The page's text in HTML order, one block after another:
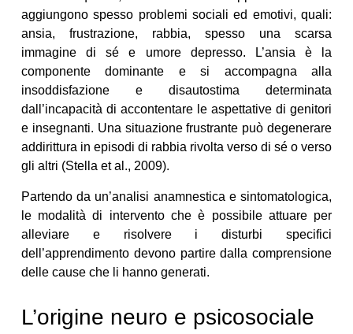
aggiungono spesso problemi sociali ed emotivi, quali:
ansia, frustrazione, rabbia, spesso una scarsa
immagine di sé e umore depresso. L’ansia è la
componente dominante e si accompagna alla
insoddisfazione e disautostima determinata
dall’incapacità di accontentare le aspettative di genitori
e insegnanti. Una situazione frustrante può degenerare
addirittura in episodi di rabbia rivolta verso di sé o verso
gli altri (Stella et al., 2009).
Partendo da un’analisi anamnestica e sintomatologica,
le modalità di intervento che è possibile attuare per
alleviare e risolvere i disturbi specifici
dell’apprendimento devono partire dalla comprensione
delle cause che li hanno generati.
L’origine neuro e psicosociale